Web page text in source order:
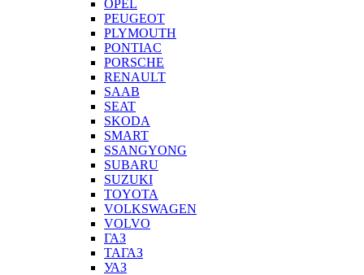
OPEL
PEUGEOT
PLYMOUTH
PONTIAC
PORSCHE
RENAULT
SAAB
SEAT
SKODA
SMART
SSANGYONG
SUBARU
SUZUKI
TOYOTA
VOLKSWAGEN
VOLVO
ГАЗ
ТАГАЗ
УАЗ